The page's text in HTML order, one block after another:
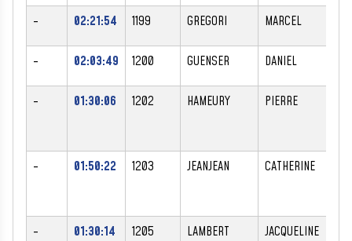
- 02:21:54 1199 GREGORI MARCEL
- 02:03:49 1200 GUENSER DANIEL
- 01:30:06 1202 HAMEURY PIERRE
- 01:50:22 1203 JEANJEAN CATHERINE
- 01:30:14 1205 LAMBERT JACQUELINE